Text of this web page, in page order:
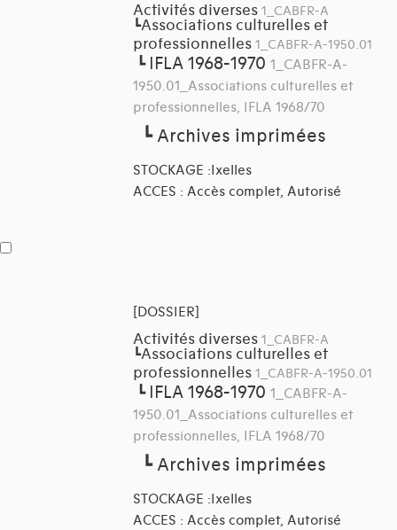
Activités diverses 1_CABFR-A
┗Associations culturelles et
professionnelles 1_CABFR-A-1950.01
┗ IFLA 1968-1970 1_CABFR-A-
1950.01_Associations culturelles et
professionnelles, IFLA 1968/70
┗Archives imprimées
STOCKAGE :Ixelles
ACCES : Accès complet, Autorisé
[DOSSIER]
Activités diverses 1_CABFR-A
┗Associations culturelles et
professionnelles 1_CABFR-A-1950.01
┗ IFLA 1968-1970 1_CABFR-A-
1950.01_Associations culturelles et
professionnelles, IFLA 1968/70
┗Archives imprimées
STOCKAGE :Ixelles
ACCES : Accès complet, Autorisé